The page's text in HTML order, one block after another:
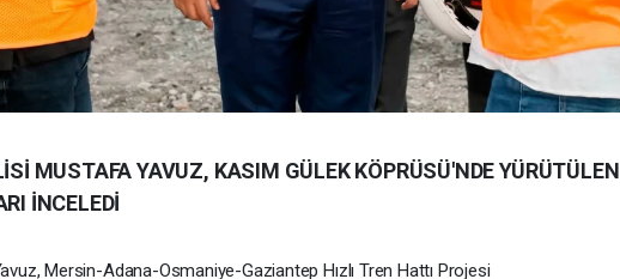
MUSTAFA YAVUZ, KASIM GÜLEK KÖPRÜSÜ'NDE YÜRÜTÜLEN
İNCELEDİ
Mersin-Adana-Osmaniye-Gaziantep Hızlı Tren Hattı Projesi